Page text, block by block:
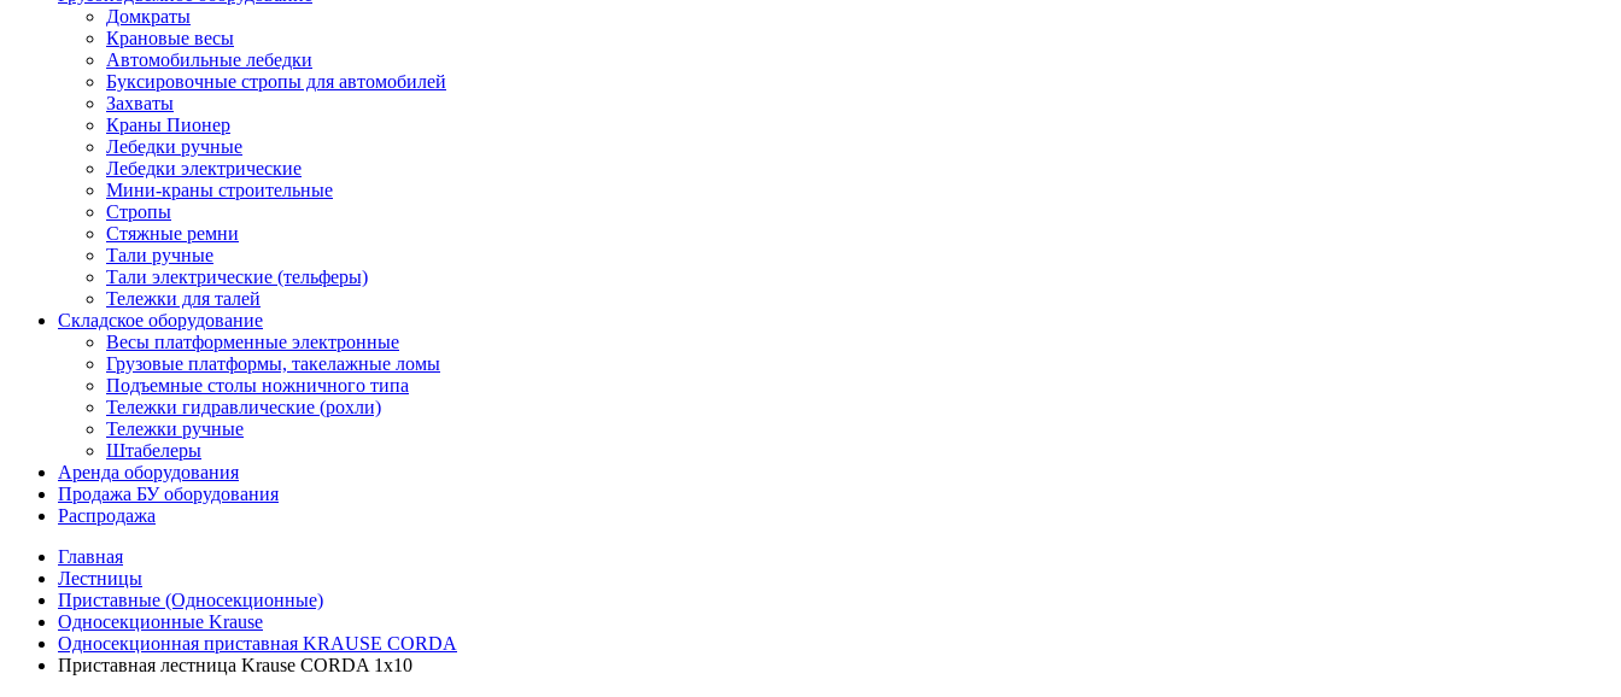
Домкраты
Крановые весы
Автомобильные лебедки
Буксировочные стропы для автомобилей
Захваты
Краны Пионер
Лебедки ручные
Лебедки электрические
Мини-краны строительные
Стропы
Стяжные ремни
Тали ручные
Тали электрические (тельферы)
Тележки для талей
Складское оборудование
Весы платформенные электронные
Грузовые платформы, такелажные ломы
Подъемные столы ножничного типа
Тележки гидравлические (рохли)
Тележки ручные
Штабелеры
Аренда оборудования
Продажа БУ оборудования
Распродажа
Главная
Лестницы
Приставные (Односекционные)
Односекционные Krause
Односекционная приставная KRAUSE CORDA
Приставная лестница Krause CORDA 1х10